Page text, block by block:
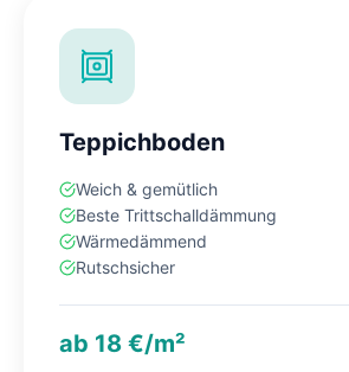
Teppichboden
Weich & gemütlich
Beste Trittschalldämmung
Wärmedämmend
Rutschsicher
ab 18 €/m²